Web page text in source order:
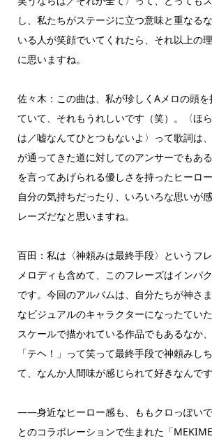
し、私たちがステージに立つ意味と重なる
いる人が笑顔でいてくれたら、それ以上の
に思いますね。
佐々木：この曲は、私が珍しくAメロの頭
ていて、それもうれしいです（笑）。〈ほ
は／嘘なんてひとつもないよ〉って歌詞は
が通ってきた道に対してのアンサーでもあ
を言ってあげられる優しさを持ったヒーロ
自分の気持ちだったり、いろいろな思いが
レーズだなと思いますね。
百田：私は〈神頼みは最終手段〉というフレ
メロディも含めて、このフレーズはインパ
です。今回のアルバムは、自分たちが神さ
なビジュアルのキャラクターになったてい
スケールで描かれている作品でもあるなか
「テヘ！」って笑って最終手段で神頼みし
て、なんか人間味が感じられて好きなんです
――身近なヒーロー感も、ももクロっぽい
とのコラボレーションで生まれた「